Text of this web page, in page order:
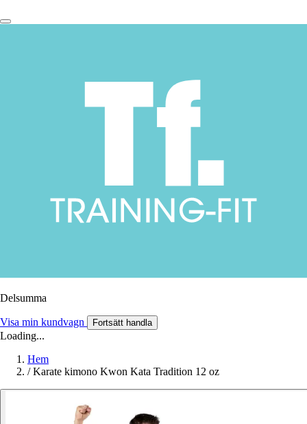
Delsumma
Visa min kundvagn Fortsätt handla
Loading...
Hem
/ Karate kimono Kwon Kata Tradition 12 oz